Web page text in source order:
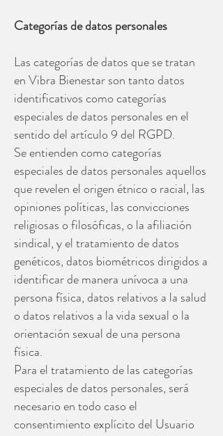
Categorías de datos personales
Las categorías de datos que se tratan
en Vibra Bienestar son tanto datos
identificativos como categorías
especiales de datos personales en el
sentido del artículo 9 del RGPD.
Se entienden como categorías
especiales de datos personales aquellos
que revelen el origen étnico o racial, las
opiniones políticas, las convicciones
religiosas o filosóficas, o la afiliación
sindical, y el tratamiento de datos
genéticos, datos biométricos dirigidos a
identificar de manera unívoca a una
persona física, datos relativos a la salud
o datos relativos a la vida sexual o la
orientación sexual de una persona
física.
Para el tratamiento de las categorías
especiales de datos personales, será
necesario en todo caso el
consentimiento explícito del Usuario